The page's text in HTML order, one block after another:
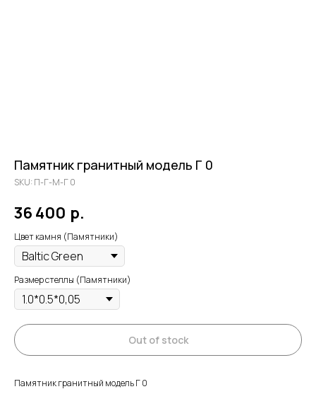
Памятник гранитный модель Г 0
SKU: П-Г-М-Г 0
36 400 р.
Цвет камня (Памятники)
Размер стеллы (Памятники)
Out of stock
Памятник гранитный модель Г 0